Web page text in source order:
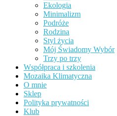
Ekologia
Minimalizm
Podróże
Rodzina
Styl życia
Mój Świadomy Wybór
Trzy po trzy
Współpraca i szkolenia
Mozaika Klimatyczna
O mnie
Sklep
Polityka prywatności
Klub